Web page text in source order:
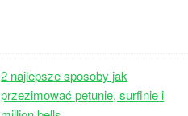
2 najlepsze sposoby jak
przezimować petunie, surfinie i